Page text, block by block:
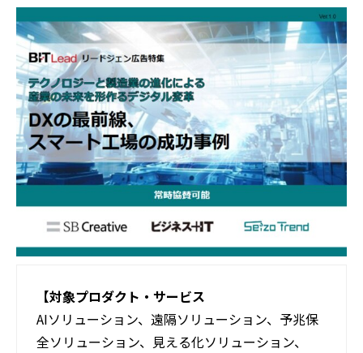
企画資料ダウンロード
活用事例
ブログ
【対象プロダクト・サービス
AIソリューション、遠隔ソリューション、予兆保
全ソリューション、見える化ソリューション、